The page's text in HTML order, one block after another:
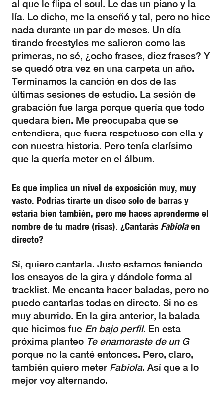
al que le flipa el soul. Le das un piano y la
lía. Lo dicho, me la enseñó y tal, pero no hice
nada durante un par de meses. Un día
tirando freestyles me salieron como las
primeras, no sé, ¿ocho frases, diez frases? Y
se quedó otra vez en una carpeta un año.
Terminamos la canción en dos de las
últimas sesiones de estudio. La sesión de
grabación fue larga porque quería que todo
quedara bien. Me preocupaba que se
entendiera, que fuera respetuoso con ella y
con nuestra historia. Pero tenía clarísimo
que la quería meter en el álbum.
Es que implica un nivel de exposición muy, muy
vasto. Podrías tirarte un disco solo de barras y
estaría bien también, pero me haces aprenderme el
nombre de tu madre (risas). ¿Cantarás Fabiolaen
directo?
Sí, quiero cantarla. Justo estamos teniendo
los ensayos de la gira y dándole forma al
tracklist. Me encanta hacer baladas, pero no
puedo cantarlas todas en directo. Si no es
muy aburrido. En la gira anterior, la balada
que hicimos fue En bajo perfil. En esta
próxima planteo Te enamoraste de un G
porque no la canté entonces. Pero, claro,
también quiero meter Fabiola. Así que a lo
mejor voy alternando.